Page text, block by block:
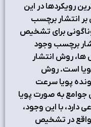
رویکردها در این
بر انتشار برچسب
برای تشخیص
برچسب وجود
ها، روش انتشار
است. روش
پویا سرعت
جوامع به صورت پویا
دارد، با این وجود،
در تشخیص